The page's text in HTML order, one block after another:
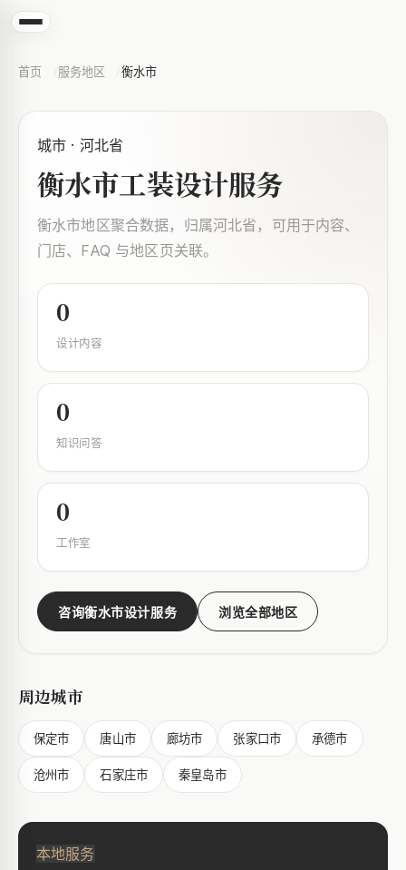
首页 服务地区 衡水市
城市 · 河北省
衡水市工装设计服务
衡水市地区聚合数据，归属河北省，可用于内容、
门店、FAQ 与地区页关联。
0
设计内容
0
知识问答
0
工作室
咨询衡水市设计服务 浏览全部地区
周边城市
保定市 唐山市 廊坊市 张家口市 承德市
沧州市 石家庄市 秦皇岛市
本地服务